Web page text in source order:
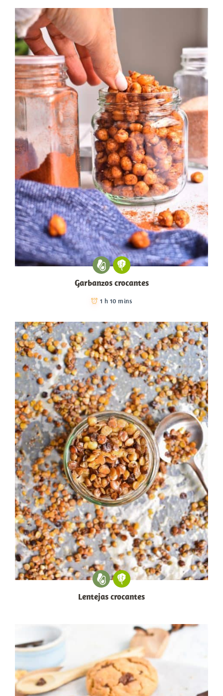
Garbanzos crocantes
1 h 10 mins
Lentejas crocantes